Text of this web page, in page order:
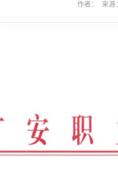
作者： 来源